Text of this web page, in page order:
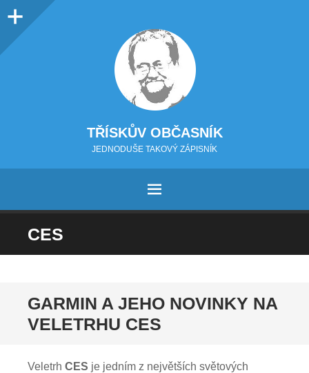
Sidebar
TŘÍSKŮV OBČASNÍK
JEDNODUŠE TAKOVÝ ZÁPISNÍK
PŘEJÍT NA OBSAH
CES
GARMIN A JEHO NOVINKY NA
VELETRHU CES
Veletrh CES je jedním z největších světových